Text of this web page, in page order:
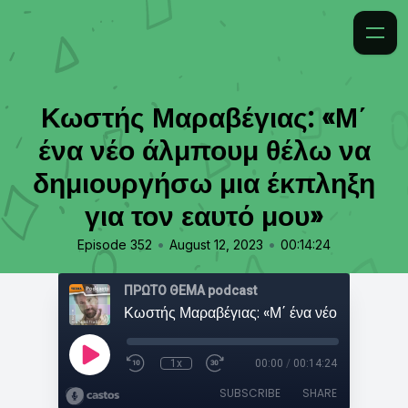
Κωστής Μαραβέγιας: «Μ΄
ένα νέο άλμπουμ θέλω να
δημιουργήσω μια έκπληξη
για τον εαυτό μου»
Episode 352 • August 12, 2023 • 00:14:24
ΠΡΩΤΟ ΘΕΜΑ podcast
1x 00:00 / 00:14:24
SUBSCRIBE SHARE